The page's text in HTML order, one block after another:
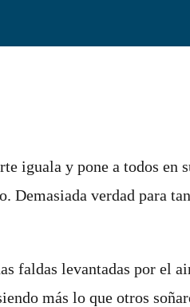
iguala y pone a todos en
Demasiada verdad para
faldas levantadas por el
más lo que otros